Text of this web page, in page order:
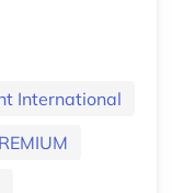
International